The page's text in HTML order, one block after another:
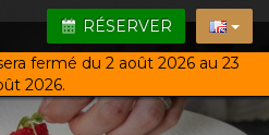
RÉSERVER
fermé du 2 août 2026 au 23
2026.